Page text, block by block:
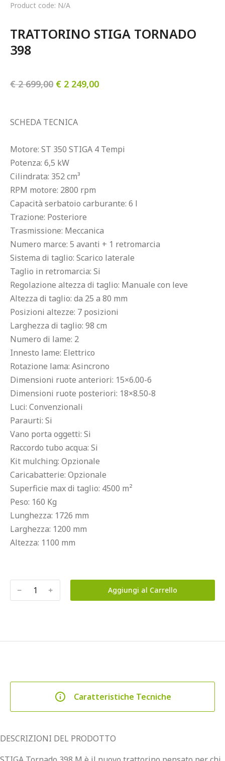
Product code: N/A
TRATTORINO STIGA TORNADO
398
€2 699,00 € 2 249,00
SCHEDA TECNICA
Motore: ST 350 STIGA 4 Tempi
Potenza: 6,5 kW
Cilindrata: 352 cm³
RPM motore: 2800 rpm
Capacità serbatoio carburante: 6 l
Trazione: Posteriore
Trasmissione: Meccanica
Numero marce: 5 avanti + 1 retromarcia
Sistema di taglio: Scarico laterale
Taglio in retromarcia: Si
Regolazione altezza di taglio: Manuale con leve
Altezza di taglio: da 25 a 80 mm
Posizioni altezze: 7 posizioni
Larghezza di taglio: 98 cm
Numero di lame: 2
Innesto lame: Elettrico
Rotazione lama: Asincrono
Dimensioni ruote anteriori: 15×6.00-6
Dimensioni ruote posteriori: 18×8.50-8
Luci: Convenzionali
Paraurti: Si
Vano porta oggetti: Si
Raccordo tubo acqua: Si
Kit mulching: Opzionale
Caricabatterie: Opzionale
Superficie max di taglio: 4500 m²
Peso: 160 Kg
Lunghezza: 1726 mm
Larghezza: 1200 mm
Altezza: 1100 mm
﹣ ﹢ Aggiungi al Carrello
Caratteristiche Tecniche
DESCRIZIONI DEL PRODOTTO